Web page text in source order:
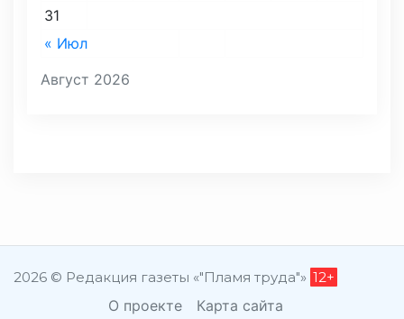
Август 2026
« Июл
31
2026 © Редакция газеты «"Пламя труда"» 12+
О проекте Карта сайта